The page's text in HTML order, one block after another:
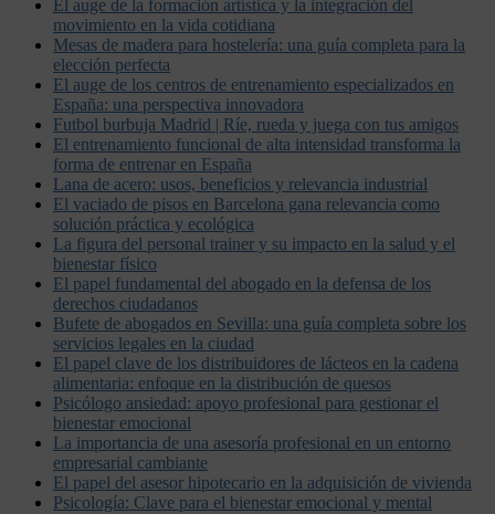
El auge de la formación artística y la integración del
movimiento en la vida cotidiana
Mesas de madera para hostelería: una guía completa para la
elección perfecta
El auge de los centros de entrenamiento especializados en
España: una perspectiva innovadora
Futbol burbuja Madrid | Ríe, rueda y juega con tus amigos
El entrenamiento funcional de alta intensidad transforma la
forma de entrenar en España
Lana de acero: usos, beneficios y relevancia industrial
El vaciado de pisos en Barcelona gana relevancia como
solución práctica y ecológica
La figura del personal trainer y su impacto en la salud y el
bienestar físico
El papel fundamental del abogado en la defensa de los
derechos ciudadanos
Bufete de abogados en Sevilla: una guía completa sobre los
servicios legales en la ciudad
El papel clave de los distribuidores de lácteos en la cadena
alimentaria: enfoque en la distribución de quesos
Psicólogo ansiedad: apoyo profesional para gestionar el
bienestar emocional
La importancia de una asesoría profesional en un entorno
empresarial cambiante
El papel del asesor hipotecario en la adquisición de vivienda
Psicología: Clave para el bienestar emocional y mental